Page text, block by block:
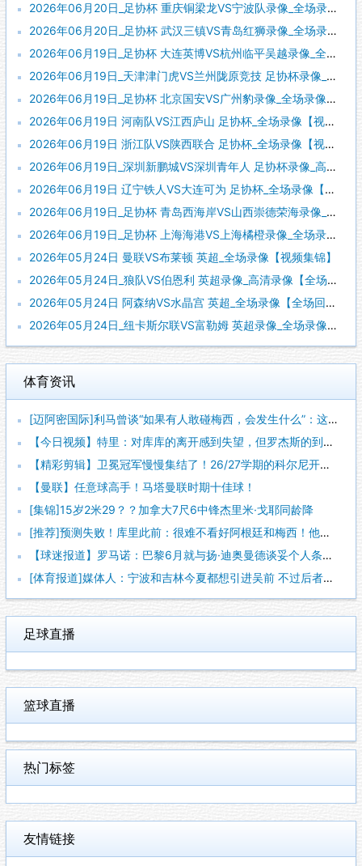
2026年06月20日_足协杯 重庆铜梁龙VS宁波队录像_全场录像【高清回放】
2026年06月20日_足协杯 武汉三镇VS青岛红狮录像_全场录像【视频集锦】
2026年06月19日_足协杯 大连英博VS杭州临平吴越录像_全场录像【全场回放】
2026年06月19日_天津津门虎VS兰州陇原竞技 足协杯录像_全场录像【视频集锦】
2026年06月19日_足协杯 北京国安VS广州豹录像_全场录像【高清回放】
2026年06月19日 河南队VS江西庐山 足协杯_全场录像【视频集锦】
2026年06月19日 浙江队VS陕西联合 足协杯_全场录像【视频集锦】
2026年06月19日_深圳新鹏城VS深圳青年人 足协杯录像_高清录像【全场回放】
2026年06月19日 辽宁铁人VS大连可为 足协杯_全场录像【视频集锦】
2026年06月19日_足协杯 青岛西海岸VS山西崇德荣海录像_高清录像【全场回放】
2026年06月19日_足协杯 上海海港VS上海橘橙录像_全场录像【高清回放】
2026年05月24日 曼联VS布莱顿 英超_全场录像【视频集锦】
2026年05月24日_狼队VS伯恩利 英超录像_高清录像【全场回放】
2026年05月24日 阿森纳VS水晶宫 英超_全场录像【全场回放】
2026年05月24日_纽卡斯尔联VS富勒姆 英超录像_全场录像【全场回放】
体育资讯
[迈阿密国际]利马曾谈“如果有人敢碰梅西，会发生什么”：这种
【今日视频】特里：对库库的离开感到失望，但罗杰斯的到来又让我
【精彩剪辑】卫冕冠军慢慢集结了！26/27学期的科尔尼开学了
【曼联】任意球高手！马塔曼联时期十佳球！
[集锦]15岁2米29？？加拿大7尺6中锋杰里米·戈耶同龄降
[推荐]预测失败！库里此前：很难不看好阿根廷和梅西！他们会成
【球迷报道】罗马诺：巴黎6月就与扬·迪奥曼德谈妥个人条款 俱
[体育报道]媒体人：宁波和吉林今夏都想引进吴前 不过后者更想
足球直播
篮球直播
热门标签
友情链接